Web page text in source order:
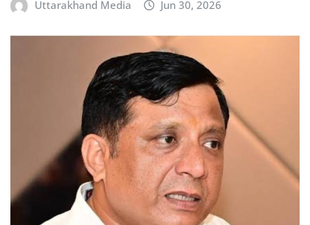
Uttarakhand Media Jun 30, 2026